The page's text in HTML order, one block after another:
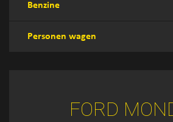
Benzine
Personen wagen
FORD